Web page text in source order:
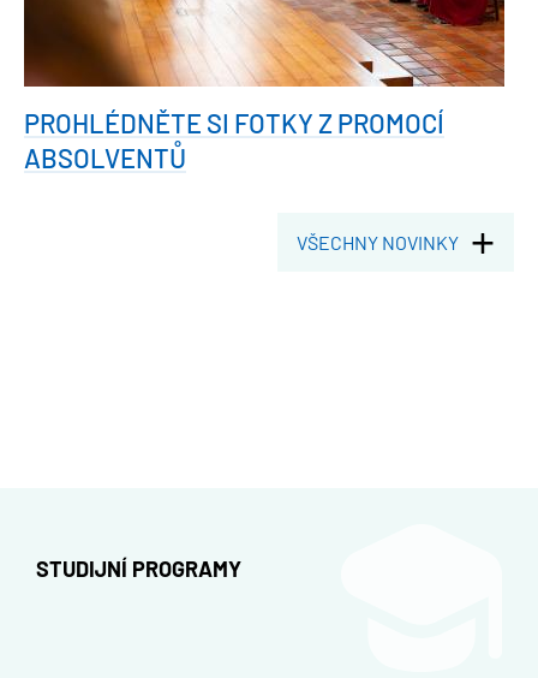
PROHLÉDNĚTE SI FOTKY Z PROMOCÍ
ABSOLVENTŮ
VŠECHNY NOVINKY
STUDIJNÍ PROGRAMY